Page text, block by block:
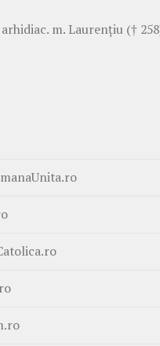
arhidiac. m. Laurenţiu (†